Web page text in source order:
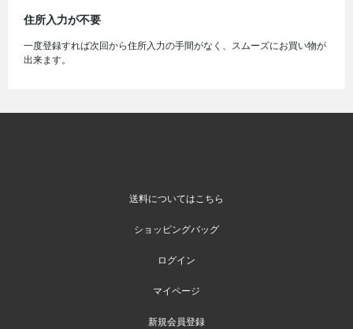
住所入力が不要
一度登録すれば次回から住所入力の手間がなく、スムーズにお買い物が
出来ます。
送料についてはこちら
ショッピングバッグ
ログイン
マイページ
新規会員登録